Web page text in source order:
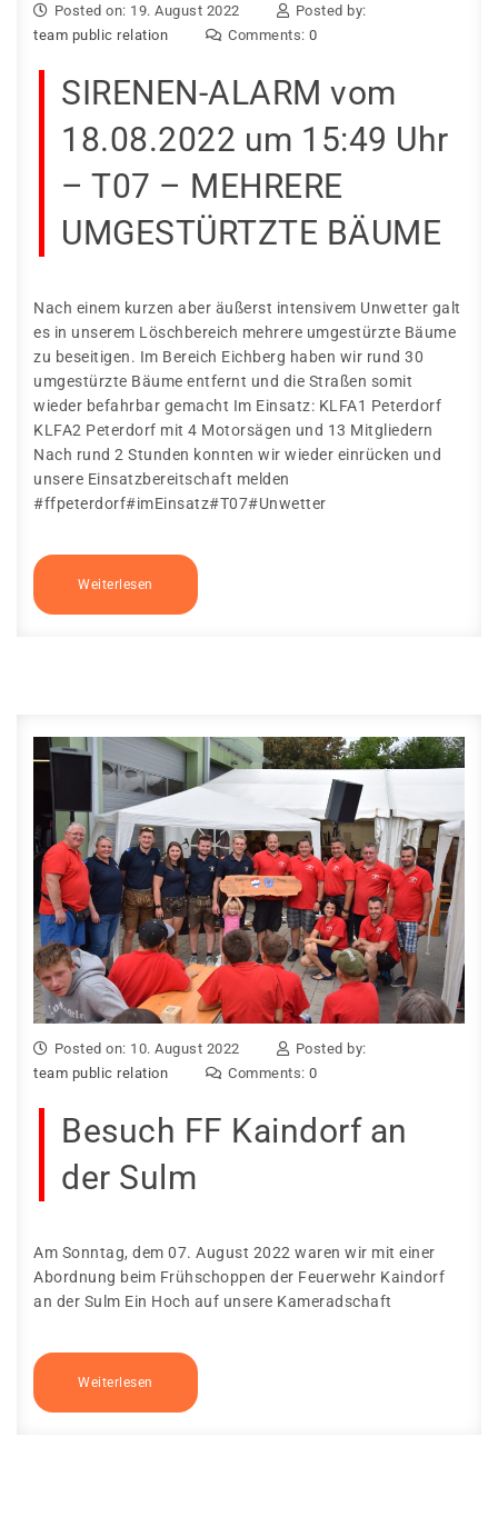
Posted on: 19. August 2022
Posted by:
team public relation
Comments: 0
SIRENEN-ALARM vom
18.08.2022 um 15:49 Uhr
– T07 – MEHRERE
UMGESTÜRTZTE BÄUME
Nach einem kurzen aber äußerst intensivem Unwetter galt
es in unserem Löschbereich mehrere umgestürzte Bäume
zu beseitigen. Im Bereich Eichberg haben wir rund 30
umgestürzte Bäume entfernt und die Straßen somit
wieder befahrbar gemacht Im Einsatz: KLFA1 Peterdorf
KLFA2 Peterdorf mit 4 Motorsägen und 13 Mitgliedern
Nach rund 2 Stunden konnten wir wieder einrücken und
unsere Einsatzbereitschaft melden
#ffpeterdorf#imEinsatz#T07#Unwetter
Weiterlesen
Posted on: 10. August 2022
Posted by:
team public relation
Comments: 0
Besuch FF Kaindorf an
der Sulm
Am Sonntag, dem 07. August 2022 waren wir mit einer
Abordnung beim Frühschoppen der Feuerwehr Kaindorf
an der Sulm Ein Hoch auf unsere Kameradschaft
Weiterlesen